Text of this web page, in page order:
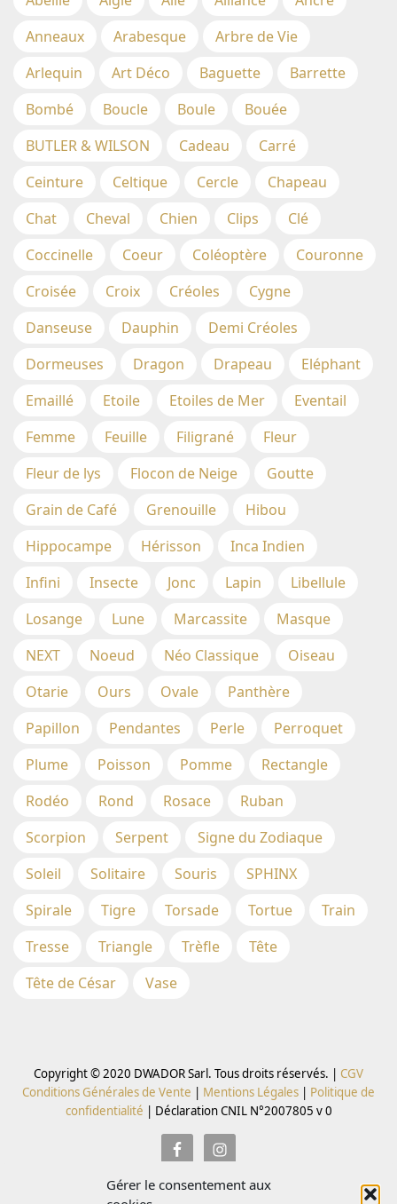
Gérer le consentement aux
Anneaux
Arabesque
Arbre de Vie
Arlequin
Art Déco Baguette
Barrette
Bombé
Boucle Boule
Bouée
BUTLER & WILSON
Cadeau
Carré
Ceinture
Celtique Cercle
Chapeau
Chat
Cheval Chien Clips
Clé
Coccinelle
Coeur Coléoptère
Couronne
Croisée
Croix Créoles
Cygne
Danseuse
Dauphin
Demi Créoles
Dormeuses
Dragon Drapeau
Eléphant
Emaillé
Etoile Etoiles de Mer
Eventail
Femme
Feuille Filigrané
Fleur
Fleur de lys
Flocon de Neige
Goutte
Grain de Café
Grenouille
Hibou
Hippocampe
Hérisson
Inca Indien
Infini
Insecte Jonc Lapin
Libellule
Losange
Lune Marcassite
Masque
NEXT
Noeud Néo Classique
Oiseau
Otarie
Ours Ovale
Panthère
Papillon
Pendantes Perle
Perroquet
Plume
Poisson Pomme
Rectangle
Rodéo
Rond Rosace
Ruban
Scorpion
Serpent
Signe du Zodiaque
Soleil
Solitaire Souris
SPHINX
Spirale
Tigre Torsade Tortue
Train
Tresse
Triangle Trèfle
Tête
Tête de César
Vase
Copyright © 2020 DWADOR Sarl. Tous droits réservés. | CGV
Conditions Générales de Vente | Mentions Légales | Politique de
confidentialité | Déclaration CNIL N°2007805 v 0
Inscrivez vous à la Newsletter pour recevoir des codes